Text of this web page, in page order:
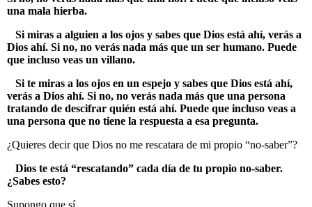
una mala hierba.
Si miras a alguien a los ojos y sabes que Dios está ahí, verás a
Dios ahí. Si no, no verás nada más que un ser humano. Puede
que incluso veas un villano.
Si te miras a los ojos en un espejo y sabes que Dios está ahí,
verás a Dios ahí. Si no, no verás nada más que una persona
tratando de descifrar quién está ahí. Puede que incluso veas a
una persona que no tiene la respuesta a esa pregunta.
¿Quieres decir que Dios no me rescatara de mi propio “no-saber”?
Dios te está “rescatando” cada día de tu propio no-saber.
¿Sabes esto?
Supongo que sí.